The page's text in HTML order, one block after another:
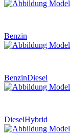
Benzin
BenzinDiesel
DieselHybrid